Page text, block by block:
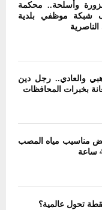
وأسلحة.. محكمة
شبكة موظفي بلدية
والعادي.. رجل دين
بخبرات المحافظات
مناسيب مياه المصب